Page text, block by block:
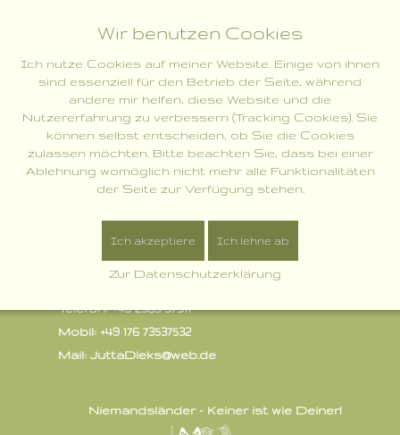
Telefon: +49 2563 97911
Mobil: +49 176 73537532
Mail: JuttaDieks@web.de
Niemandsländer - Keiner ist wie Deiner!
Wir benutzen Cookies
Ich nutze Cookies auf meiner Website. Einige von ihnen
sind essenziell für den Betrieb der Seite, während
andere mir helfen, diese Website und die
Nutzererfahrung zu verbessern (Tracking Cookies). Sie
können selbst entscheiden, ob Sie die Cookies
zulassen möchten. Bitte beachten Sie, dass bei einer
Ablehnung womöglich nicht mehr alle Funktionalitäten
der Seite zur Verfügung stehen.
Ich akzeptiere Ich lehne ab
Zur Datenschutzerklärung